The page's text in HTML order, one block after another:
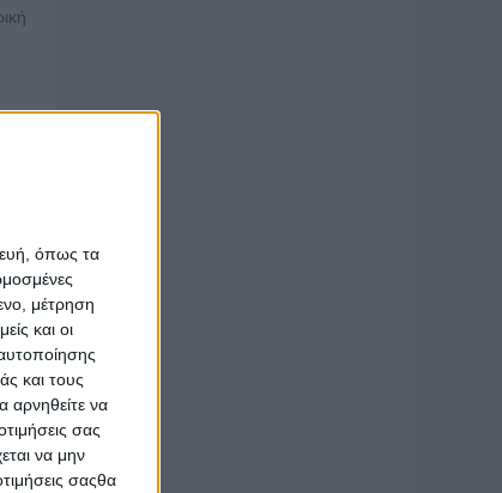
όπως τα
μέτρηση
και οι
και τους
αρνηθείτε να
σας
να μην
σαςθα